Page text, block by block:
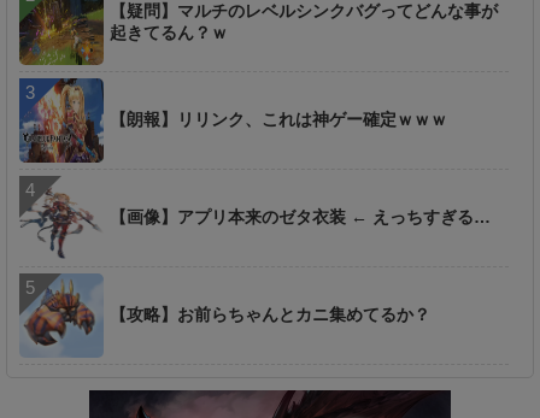
【疑問】マルチのレベルシンクバグってどんな事が
起きてるん？ｗ
【朗報】リリンク、これは神ゲー確定ｗｗｗ
【画像】アプリ本来のゼタ衣装 ← えっちすぎる…
【攻略】お前らちゃんとカニ集めてるか？